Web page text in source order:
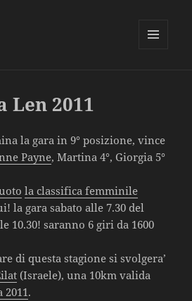
Len 2011
la gara in 9° posizione, vince
Payne, Martina 4°, Giorgia 5°
la classifica femminile
la gara sabato alle 7.30 del
10.30! saranno 6 giri da 1600
di questa stagione si svolgera’
(Israele), una 10km valida
2011.